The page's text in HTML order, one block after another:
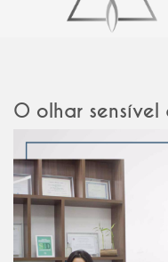
O olhar sensível